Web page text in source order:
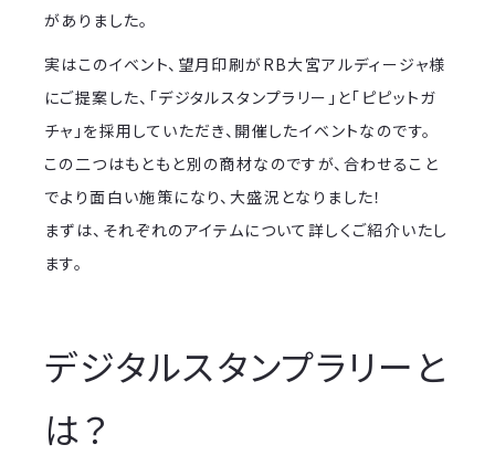
がありました。
実はこのイベント、望月印刷がRB大宮アルディージャ様
にご提案した、「デジタルスタンプラリー」と「ピピットガ
チャ」を採用していただき、開催したイベントなのです。
この二つはもともと別の商材なのですが、合わせること
でより面白い施策になり、大盛況となりました！
まずは、それぞれのアイテムについて詳しくご紹介いたし
ます。
デジタルスタンプラリーと
は？